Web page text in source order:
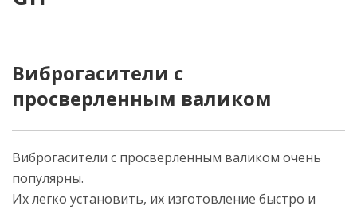
Виброгасители с
просверленным валиком
Виброгасители с просверленным валиком очень
популярны.
Их легко установить, их изготовление быстро и